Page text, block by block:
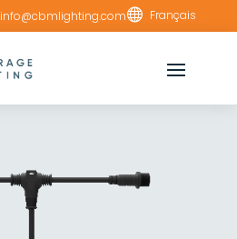
info@cbmlighting.com Français